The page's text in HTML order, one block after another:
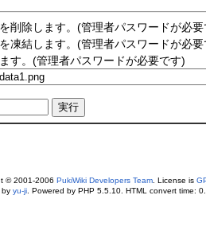
削除します。(管理者パスワードが必要
凍結します。(管理者パスワードが必要
す。(管理者パスワードが必要です)
© 2001-2006 PukiWiki Developers Team. License is
by yu-ji. Powered by PHP 5.5.10. HTML convert time: